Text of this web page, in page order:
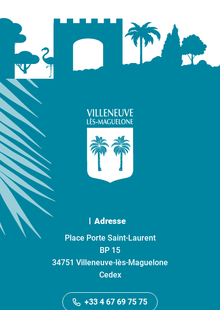
Adresse
Place Porte Saint-Laurent
BP 15
34751 Villeneuve-lès-Maguelone
Cedex
+33 4 67 69 75 75